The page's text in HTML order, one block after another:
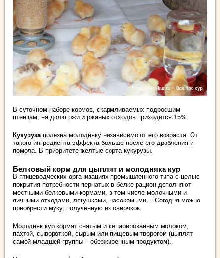
В суточном наборе кормов, скармливаемых подросшим
птенцам, на долю ржи и ржаных отходов приходится 15%.
Кукурузаполезна молодняку независимо от его возраста. От
такого ингредиента эффекта больше после его дробления и
помола. В приоритете желтые сорта кукурузы.
Белковый корм для цыплят и молодняка кур
В птицеводческих организациях промышленного типа с целью
покрытия потребности пернатых в белке рацион дополняют
местными белковыми кормами, в том числе молочными и
яичными отходами, лягушками, насекомыми… Сегодня можно
приобрести муку, полученную из сверчков.
Молодняк кур кормят снятым и сепарированным молоком,
пахтой, сывороткой, сырым или пищевым творогом (цыплят
самой младшей группы – обезжиренным продуктом).